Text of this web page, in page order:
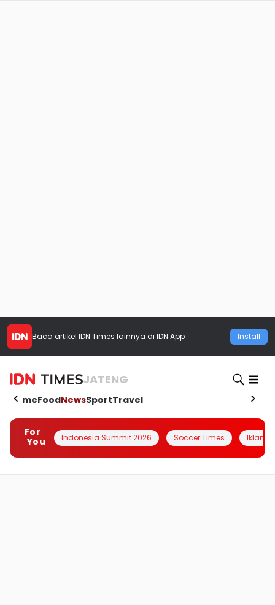
Baca artikel IDN Times lainnya di IDN App Install
JATENG
HomeFoodNewsSportTravel
For
You
Indonesia Summit 2026 Soccer Times Iklanin